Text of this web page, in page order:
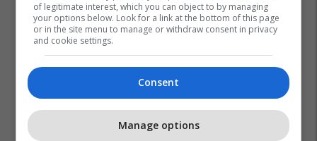
of legitimate interest, which you can object to by managing
your options below. Look for a link at the bottom of this page
or in the site menu to manage or withdraw consent in privacy
and cookie settings.
Consent
Manage options